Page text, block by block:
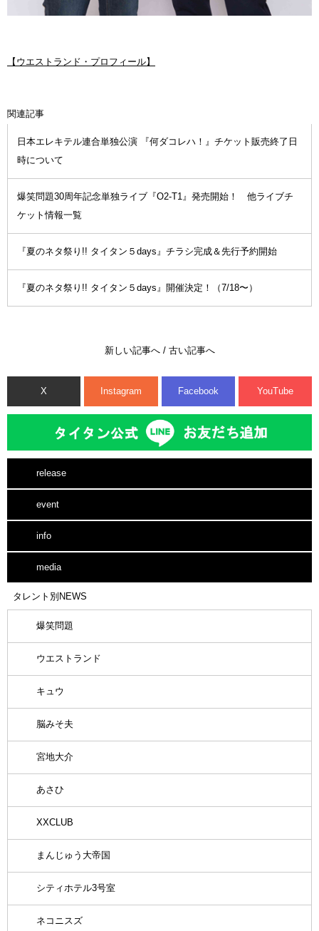
【ウエストランド・プロフィール】
関連記事
日本エレキテル連合単独公演 『何ダコレハ！』チケット販売終了日
時について
爆笑問題30周年記念単独ライブ『O2-T1』発売開始！ 他ライブチ
ケット情報一覧
『夏のネタ祭り!! タイタン５days』チラシ完成＆先行予約開始
『夏のネタ祭り!! タイタン５days』開催決定！（7/18〜）
新しい記事へ/ 古い記事へ
X Instagram Facebook YouTube
release
event
info
media
タレント別NEWS
爆笑問題
ウエストランド
キュウ
脳みそ夫
宮地大介
あさひ
XXCLUB
まんじゅう大帝国
シティホテル3号室
ネコニスズ